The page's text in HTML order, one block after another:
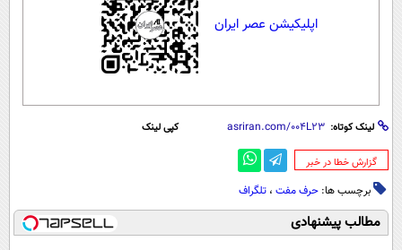
اپلیکیشن عصر ایران
لینک کوتاه: کپی لینک
‌گزارش خطا در خبر
برچسب ها: حرف مفت ، تلگراف
مطالب پیشنهادی